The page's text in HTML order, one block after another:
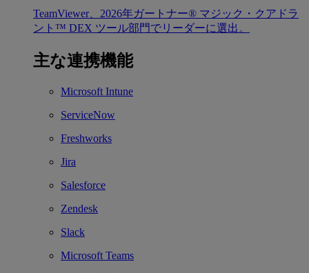
TeamViewer、2026年ガートナー® マジック・クアドラ
ント™ DEX ツール部門でリーダーに選出。
主な連携機能
Microsoft Intune
ServiceNow
Freshworks
Jira
Salesforce
Zendesk
Slack
Microsoft Teams